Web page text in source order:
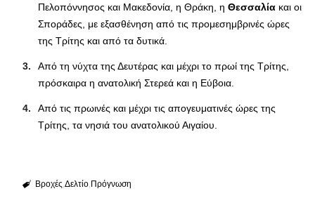
Πελοπόννησος και Μακεδονία, η Θράκη, η Θεσσαλία και οι
Σποράδες, με εξασθένηση από τις προμεσημβρινές ώρες
της Τρίτης και από τα δυτικά.
Από τη νύχτα της Δευτέρας και μέχρι το πρωί της Τρίτης,
πρόσκαιρα η ανατολική Στερεά και η Εύβοια.
Από τις πρωινές και μέχρι τις απογευματινές ώρες της
Τρίτης, τα νησιά του ανατολικού Αιγαίου.
Βροχές Δελτίο Πρόγνωση